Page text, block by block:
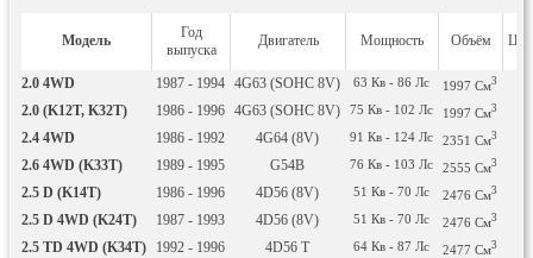
Модель
Год
выпуска
Двигатель Мощность Объём
2.0 4WD 1987 - 1994 4G63 (SOHC 8V) 63 Кв - 86 Лс 1997 См3
2.0 (K12T, K32T)
1986 - 1996 4G63 (SOHC 8V) 75 Кв - 102 Лс 1997 См3
2.4 4WD
1986 - 1992 4G64 (8V) 91 Кв - 124 Лс 2351 См3
2.6 4WD (K33T)
1989 - 1995 G54B 76 Кв - 103 Лс 2555 См3
2.5 D (K14T)
1986 - 1996 4D56 (8V) 51 Кв - 70 Лс 2476 См3
2.5 D 4WD (K24T)
1987 - 1993 4D56 (8V) 51 Кв - 70 Лс 2476 См3
2.5 TD 4WD (K34T)
1992 - 1996 4D56 T 64 Кв - 87 Лс 2477 См3